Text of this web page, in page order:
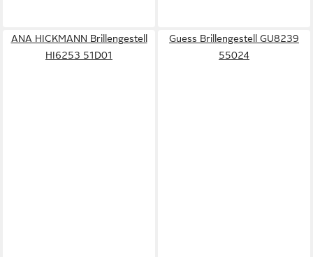
ANA HICKMANN Brillengestell
HI6253 51D01
Guess Brillengestell GU8239
55024